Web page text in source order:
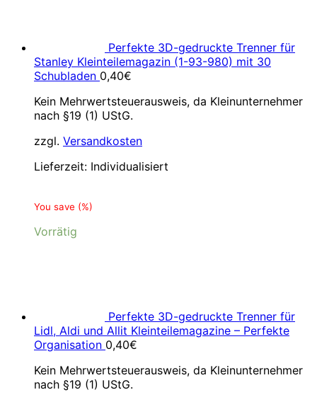
Perfekte 3D-gedruckte Trenner für
Stanley Kleinteilemagazin (1-93-980) mit 30
Schubladen 0,40€
Kein Mehrwertsteuerausweis, da Kleinunternehmer
nach §19 (1) UStG.
zzgl. Versandkosten
Lieferzeit: Individualisiert
You save (%)
Vorrätig
Perfekte 3D-gedruckte Trenner für
Lidl, Aldi und Allit Kleinteilemagazine – Perfekte
Organisation 0,40€
Kein Mehrwertsteuerausweis, da Kleinunternehmer
nach §19 (1) UStG.